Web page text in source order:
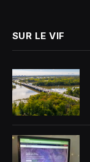
SUR LE VIF